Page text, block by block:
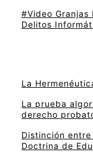
#Video Granjas
Delitos
La
La prueba
derecho
Distinción entre
Doctrina de